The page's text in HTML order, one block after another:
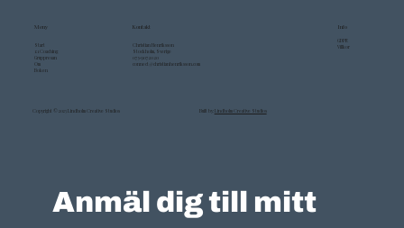
Meny
Start
1:1 Coaching
Gruppresan
Om
Boken
Kontakt
Christian Henriksson
Stockholm, Sverige
073-907 20 20
connect@christianhenriksson.com
Info
GDPR
Villkor
Built by:Lindholm Creative Studios
Copyright © 2025 Lindholm Creative Studios
Anmäl dig till mitt